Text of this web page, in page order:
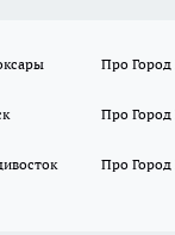
Про Город
Про
Про Город